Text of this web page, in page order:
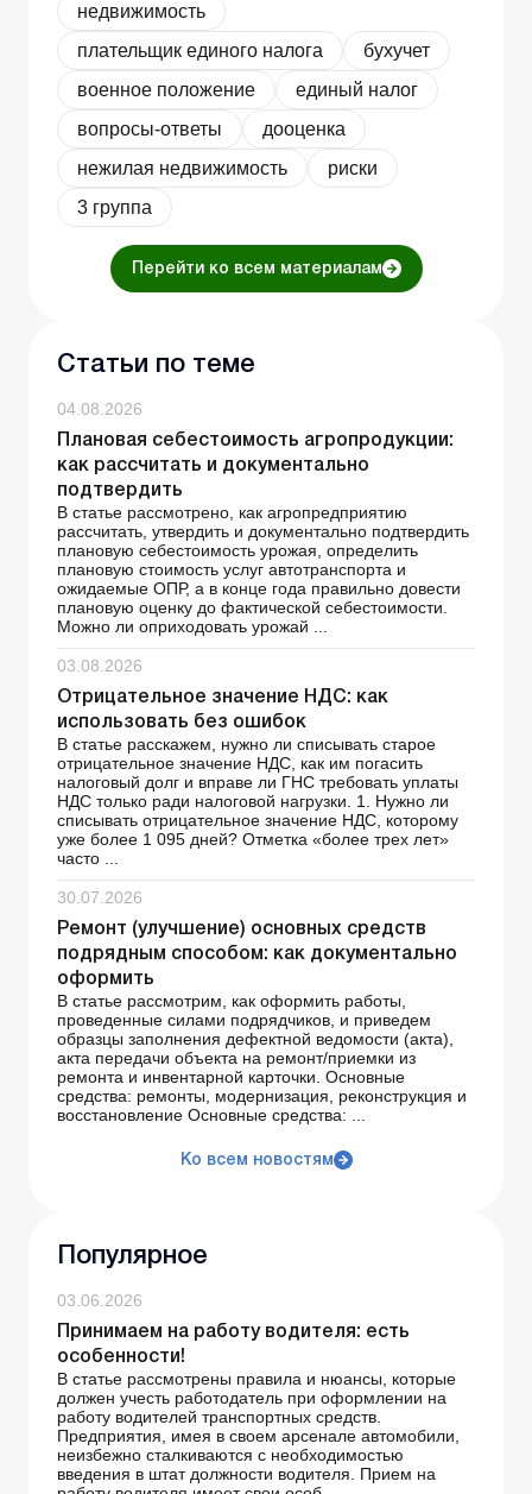
недвижимость
плательщик единого налога
бухучет
военное положение
единый налог
вопросы-ответы
дооценка
нежилая недвижимость
риски
3 группа
Перейти ко всем материалам
Статьи по теме
04.08.2026
Плановая себестоимость агропродукции:
как рассчитать и документально
подтвердить
В статье рассмотрено, как агропредприятию
рассчитать, утвердить и документально подтвердить
плановую себестоимость урожая, определить
плановую стоимость услуг автотранспорта и
ожидаемые ОПР, а в конце года правильно довести
плановую оценку до фактической себестоимости.
Можно ли оприходовать урожай ...
03.08.2026
Отрицательное значение НДС: как
использовать без ошибок
В статье расскажем, нужно ли списывать старое
отрицательное значение НДС, как им погасить
налоговый долг и вправе ли ГНС требовать уплаты
НДС только ради налоговой нагрузки. 1. Нужно ли
списывать отрицательное значение НДС, которому
уже более 1 095 дней? Отметка «более трех лет»
часто ...
30.07.2026
Ремонт (улучшение) основных средств
подрядным способом: как документально
оформить
В статье рассмотрим, как оформить работы,
проведенные силами подрядчиков, и приведем
образцы заполнения дефектной ведомости (акта),
акта передачи объекта на ремонт/приемки из
ремонта и инвентарной карточки. Основные
средства: ремонты, модернизация, реконструкция и
восстановление Основные средства: ...
Ко всем новостям
Популярное
03.06.2026
Принимаем на работу водителя: есть
особенности!
В статье рассмотрены правила и нюансы, которые
должен учесть работодатель при оформлении на
работу водителей транспортных средств.
Предприятия, имея в своем арсенале автомобили,
неизбежно сталкиваются с необходимостью
введения в штат должности водителя. Прием на